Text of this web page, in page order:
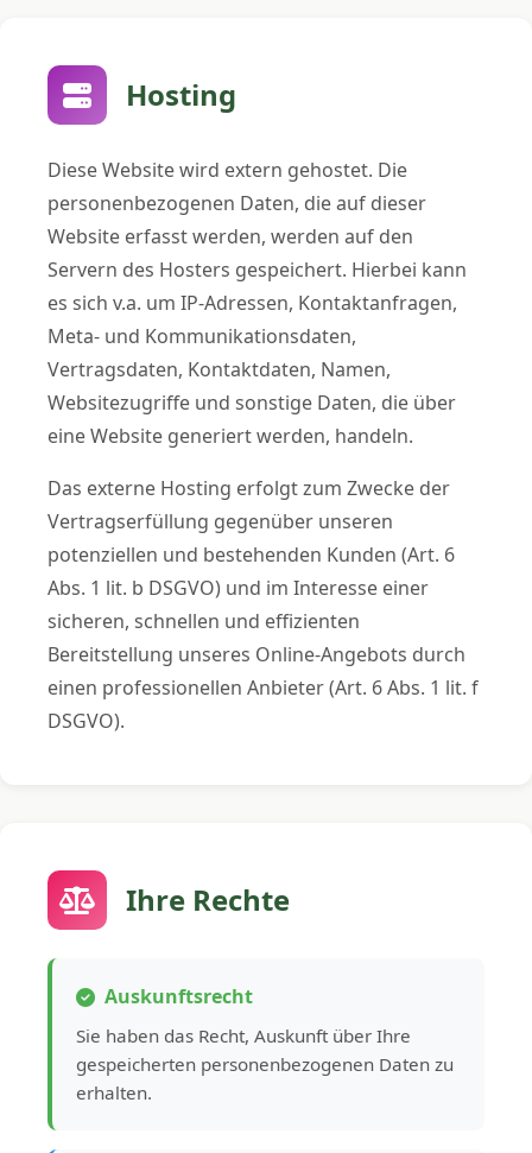
Hosting
Diese Website wird extern gehostet. Die
personenbezogenen Daten, die auf dieser
Website erfasst werden, werden auf den
Servern des Hosters gespeichert. Hierbei kann
es sich v.a. um IP-Adressen, Kontaktanfragen,
Meta- und Kommunikationsdaten,
Vertragsdaten, Kontaktdaten, Namen,
Websitezugriffe und sonstige Daten, die über
eine Website generiert werden, handeln.
Das externe Hosting erfolgt zum Zwecke der
Vertragserfüllung gegenüber unseren
potenziellen und bestehenden Kunden (Art. 6
Abs. 1 lit. b DSGVO) und im Interesse einer
sicheren, schnellen und effizienten
Bereitstellung unseres Online-Angebots durch
einen professionellen Anbieter (Art. 6 Abs. 1 lit. f
DSGVO).
Ihre Rechte
Auskunftsrecht
Sie haben das Recht, Auskunft über Ihre
gespeicherten personenbezogenen Daten zu
erhalten.